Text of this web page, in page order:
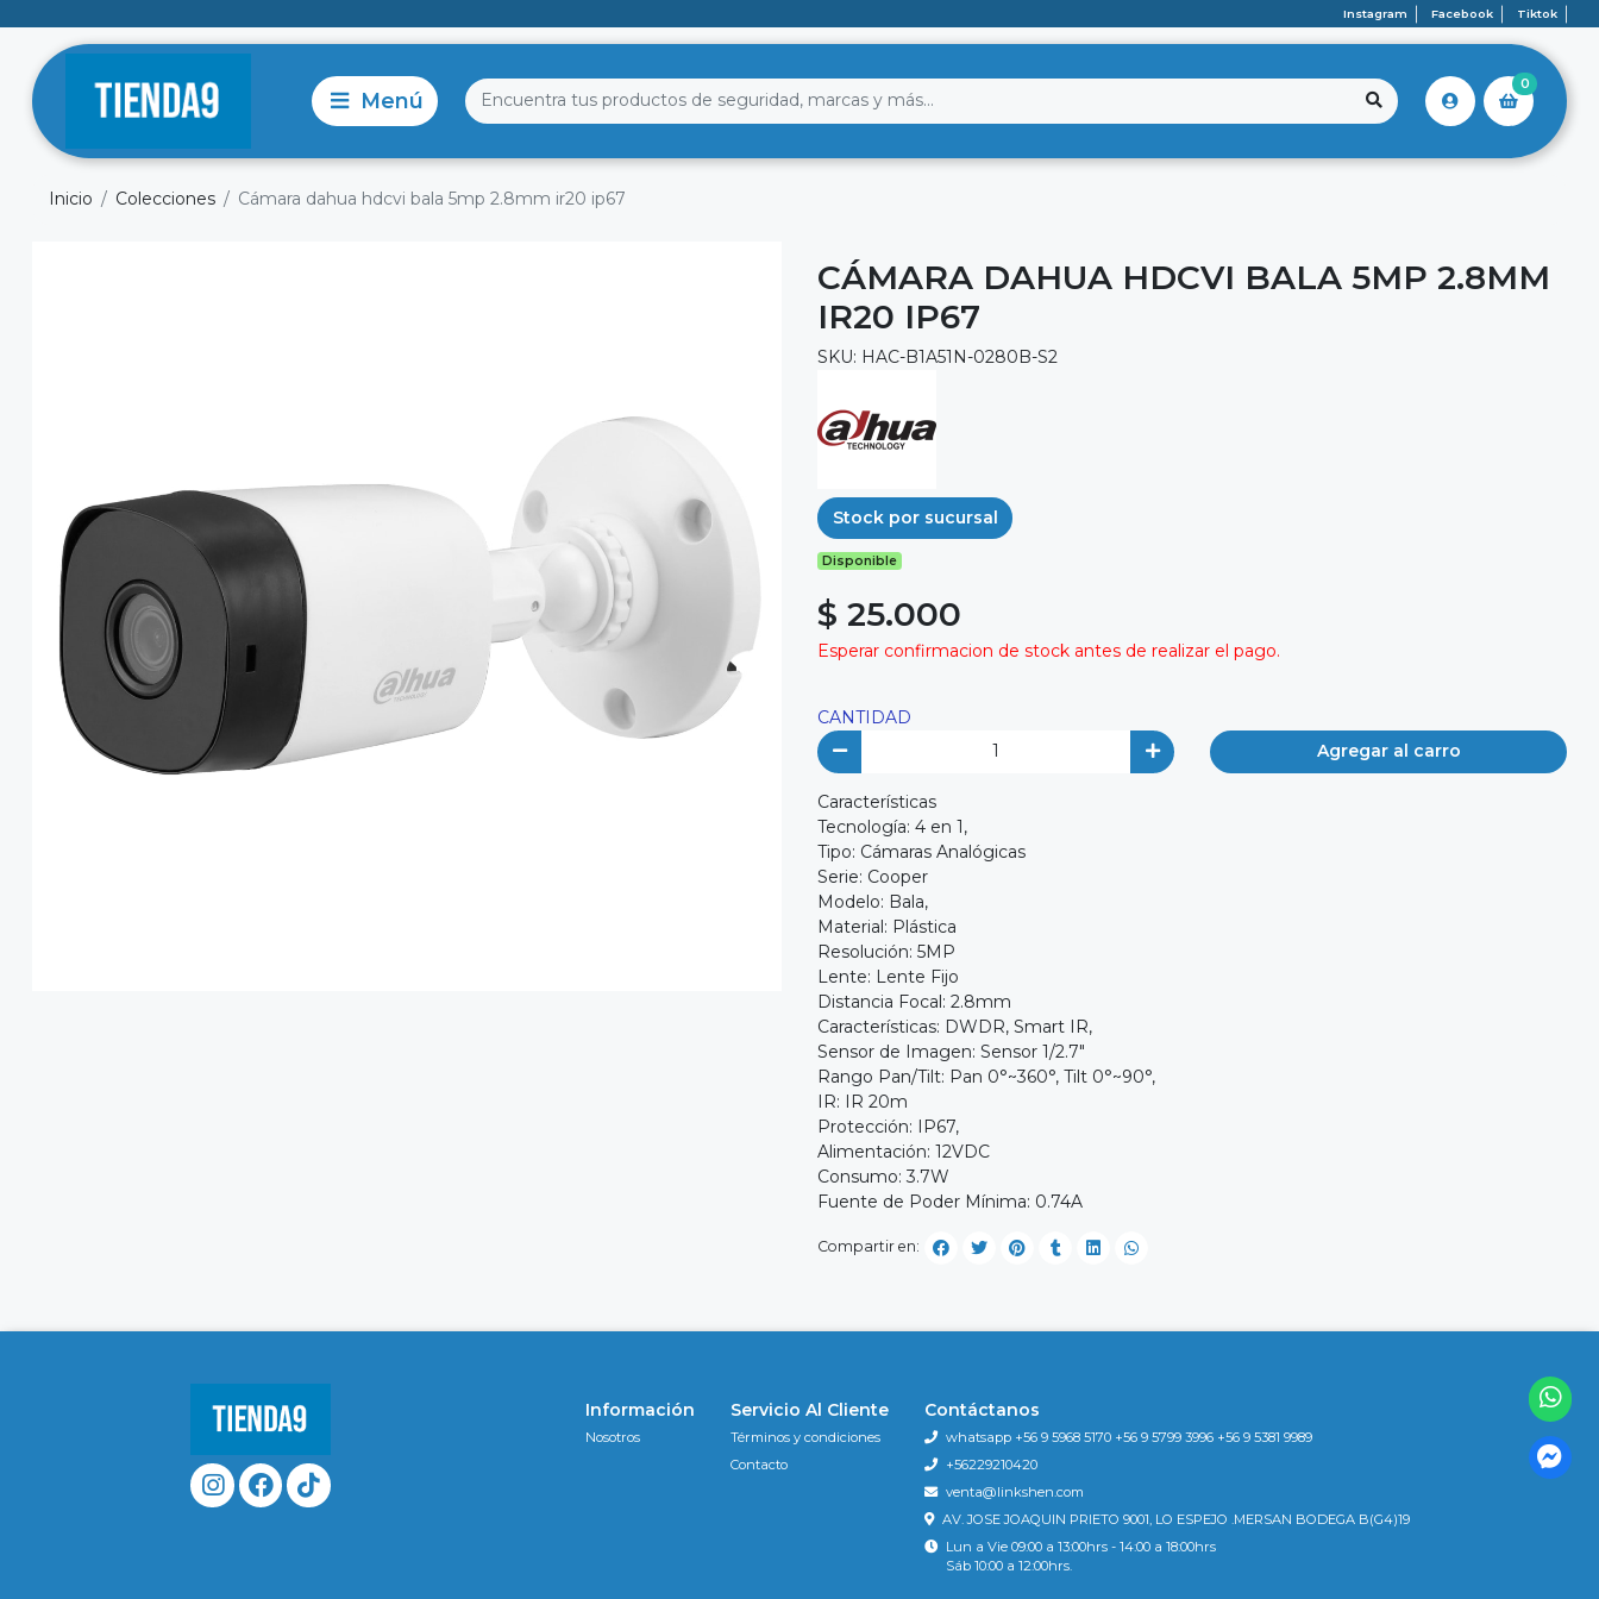
Instagram Facebook Tiktok
0
Inicio Colecciones Cámara dahua hdcvi bala 5mp 2.8mm ir20 ip67
CÁMARA DAHUA HDCVI BALA 5MP 2.8MM
IR20 IP67
SKU: HAC-B1A51N-0280B-S2
Stock por sucursal
Disponible
$ 25.000
Esperar confirmacion de stock antes de realizar el pago.
CANTIDAD
Agregar al carro
Características
Tecnología: 4 en 1,
Tipo: Cámaras Analógicas
Serie: Cooper
Modelo: Bala,
Material: Plástica
Resolución: 5MP
Lente: Lente Fijo
Distancia Focal: 2.8mm
Características: DWDR, Smart IR,
Sensor de Imagen: Sensor 1/2.7"
Rango Pan/Tilt: Pan 0°~360°, Tilt 0°~90°,
IR: IR 20m
Protección: IP67,
Alimentación: 12VDC
Consumo: 3.7W
Fuente de Poder Mínima: 0.74A
Compartir en:
Información
Nosotros
Servicio Al Cliente
Términos y condiciones
Contacto
Contáctanos
whatsapp +56 9 5968 5170 +56 9 5799 3996 +56 9 5381 9989
+56229210420
venta@linkshen.com
AV. JOSE JOAQUIN PRIETO 9001, LO ESPEJO .MERSAN BODEGA B(G4)19
Lun a Vie 09:00 a 13:00hrs - 14:00 a 18:00hrs
Sáb 10:00 a 12:00hrs.